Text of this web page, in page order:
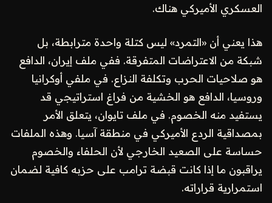
العسكري الأميركي هناك.
هذا يعني أن «التمرد» ليس كتلة واحدة مترابطة، بل
شبكة من الاعتراضات المتفرقة. ففي ملف إيران، الدافع
هو صلاحيات الحرب وتكلفة النزاع. في ملفي أوكرانيا
وروسيا، الدافع هو الخشية من فراغ استراتيجي قد
يستفيد منه الخصوم. في ملف تايوان، يتعلق الأمر
بمصداقية الردع الأميركي في منطقة آسيا. وهذه الملفات
حساسة على الصعيد الخارجي لأن الحلفاء والخصوم
يراقبون ما إذا كانت قبضة ترامب على حزبه كافية لضمان
استمرارية قراراته.